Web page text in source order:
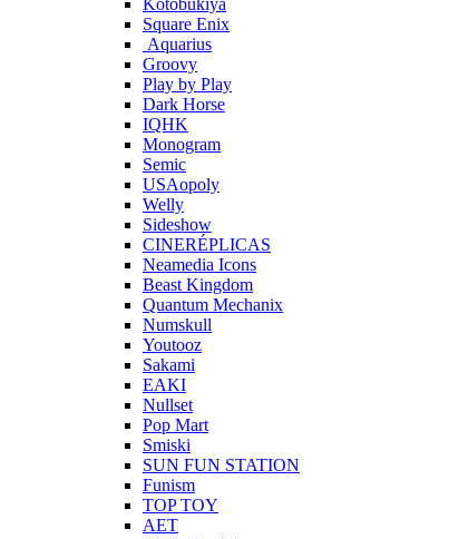
Square Enix
Aquarius
Groovy
Play by Play
Dark Horse
IQHK
Monogram
Semic
USAopoly
Welly
Sideshow
CINERÉPLICAS
Neamedia Icons
Beast Kingdom
Quantum Mechanix
Numskull
Youtooz
Sakami
EAKI
Nullset
Pop Mart
Smiski
SUN FUN STATION
Funism
TOP TOY
AET